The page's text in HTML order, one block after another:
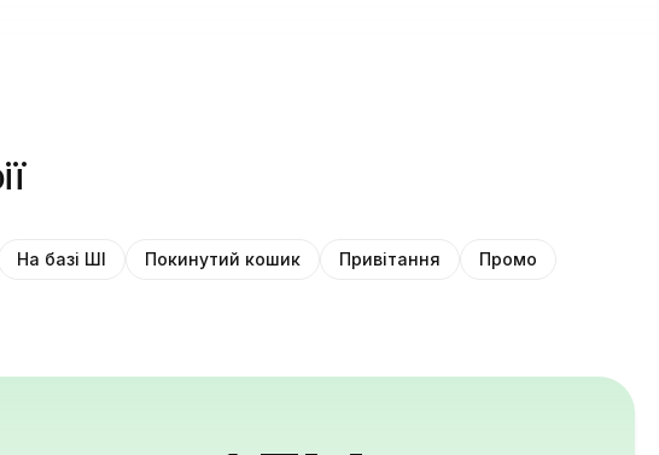
На базі ШІ Покинутий кошик Привітання Промо